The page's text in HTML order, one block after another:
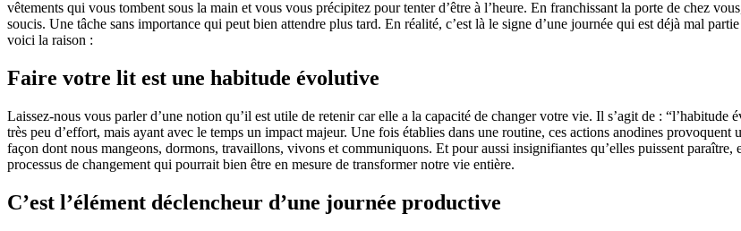
vêtements qui vous tombent sous la main et vous vous précipitez pour tenter d’être à l’heure. En franchissant la porte de chez
soucis. Une tâche sans importance qui peut bien attendre plus tard. En réalité, c’est là le signe d’une journée qui est déjà mal
voici la raison :
Faire votre lit est une habitude évolutive
Laissez-nous vous parler d’une notion qu’il est utile de retenir car elle a la capacité de changer votre vie. Il s’agit de :
très peu d’effort, mais ayant avec le temps un impact majeur. Une fois établies dans une routine, ces actions anodines provoquent
façon dont nous mangeons, dormons, travaillons, vivons et communiquons. Et pour aussi insignifiantes qu’elles puissent
processus de changement qui pourrait bien être en mesure de transformer notre vie entière.
C’est l’élément déclencheur d’une journée productive